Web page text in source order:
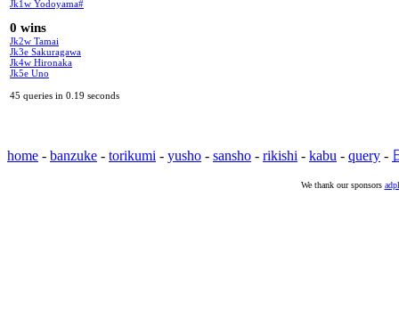
Jk1w Yodoyama#
0 wins
Jk2w Tamai
Jk3e Sakuragawa
Jk4w Hironaka
Jk5e Uno
45 queries in 0.19 seconds
home - banzuke - torikumi - yusho - sansho - rikishi - kabu - query -
We thank our sponsors